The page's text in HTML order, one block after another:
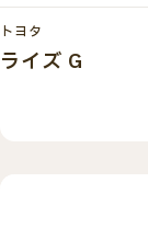
トヨタ
ライズ G